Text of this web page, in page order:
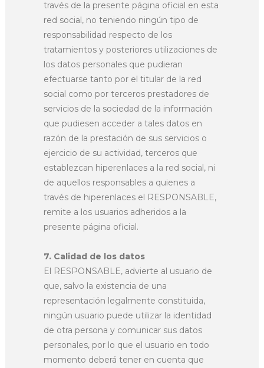
través de la presente página oficial en esta
red social, no teniendo ningún tipo de
responsabilidad respecto de los
tratamientos y posteriores utilizaciones de
los datos personales que pudieran
efectuarse tanto por el titular de la red
social como por terceros prestadores de
servicios de la sociedad de la información
que pudiesen acceder a tales datos en
razón de la prestación de sus servicios o
ejercicio de su actividad, terceros que
establezcan hiperenlaces a la red social, ni
de aquellos responsables a quienes a
través de hiperenlaces el RESPONSABLE,
remite a los usuarios adheridos a la
presente página oficial.
7. Calidad de los datos
El RESPONSABLE, advierte al usuario de
que, salvo la existencia de una
representación legalmente constituida,
ningún usuario puede utilizar la identidad
de otra persona y comunicar sus datos
personales, por lo que el usuario en todo
momento deberá tener en cuenta que